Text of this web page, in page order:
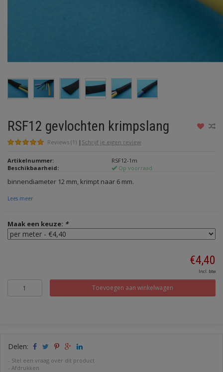
RSF12 gevlochten krimpslang
Reviews (1) | Schrijf je eigen review
Artikelnummer:
RSF12-1m
Beschikbaarheid:
Op voorraad
binnendiameter 12 mm, krimpt naar 6 mm.
Lees meer
Maak een keuze: *
€4,40
Incl. btw
Toevoegen aan winkelwagen
Delen:
- Stel een vraag over dit product
- Afdrukken